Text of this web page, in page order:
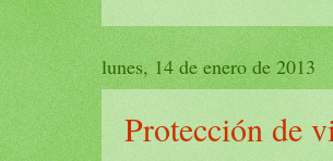
lunes, 14 de enero de 2013
Protección de